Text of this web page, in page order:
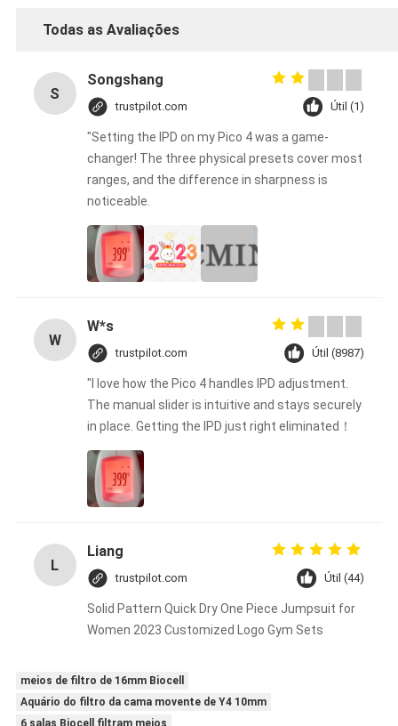
Todas as Avaliações
S
Songshang
trustpilot.com Útil (1)
"Setting the IPD on my Pico 4 was a game-
changer! The three physical presets cover most
ranges, and the difference in sharpness is
noticeable.
W
W*s
trustpilot.com Útil (8987)
"I love how the Pico 4 handles IPD adjustment.
The manual slider is intuitive and stays securely
in place. Getting the IPD just right eliminated！
L
Liang
trustpilot.com Útil (44)
Solid Pattern Quick Dry One Piece Jumpsuit for
Women 2023 Customized Logo Gym Sets
meios de filtro de 16mm Biocell
Aquário do filtro da cama movente de Y4 10mm
6 salas Biocell filtram meios